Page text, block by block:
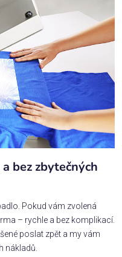
bez zbytečných
Pokud vám zvolená
– rychle a bez komplikací.
poslat zpět a my vám
nákladů.